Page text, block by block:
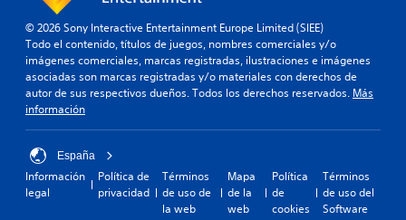
© 2026 Sony Interactive Entertainment Europe Limited (SIEE)
Todo el contenido, títulos de juegos, nombres comerciales y/o
imágenes comerciales, marcas registradas, ilustraciones e imágenes
asociadas son marcas registradas y/o materiales con derechos de
autor de sus respectivos dueños. Todos los derechos reservados. Más
información
España
Información
legal
Política de
privacidad
Términos
de uso de
la web
Mapa
de la
web
Política
de
cookies
Términos
de uso del
Software